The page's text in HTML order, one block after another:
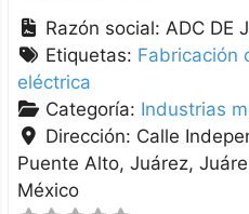
Razón social: ADC DE
Etiquetas: Fabricación
eléctrica
Categoría: Industrias
Dirección: Calle
Puente Alto, Juárez
México